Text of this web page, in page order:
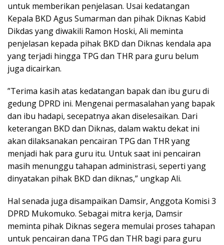
untuk memberikan penjelasan. Usai kedatangan
Kepala BKD Agus Sumarman dan pihak Diknas Kabid
Dikdas yang diwakili Ramon Hoski, Ali meminta
penjelasan kepada pihak BKD dan Diknas kendala apa
yang terjadi hingga TPG dan THR para guru belum
juga dicairkan.
”Terima kasih atas kedatangan bapak dan ibu guru di
gedung DPRD ini. Mengenai permasalahan yang bapak
dan ibu hadapi, secepatnya akan diselesaikan. Dari
keterangan BKD dan Diknas, dalam waktu dekat ini
akan dilaksanakan pencairan TPG dan THR yang
menjadi hak para guru itu. Untuk saat ini pencairan
masih menunggu tahapan administrasi, seperti yang
dinyatakan pihak BKD dan diknas,” ungkap Ali.
Hal senada juga disampaikan Damsir, Anggota Komisi 3
DPRD Mukomuko. Sebagai mitra kerja, Damsir
meminta pihak Diknas segera memulai proses tahapan
untuk pencairan dana TPG dan THR bagi para guru